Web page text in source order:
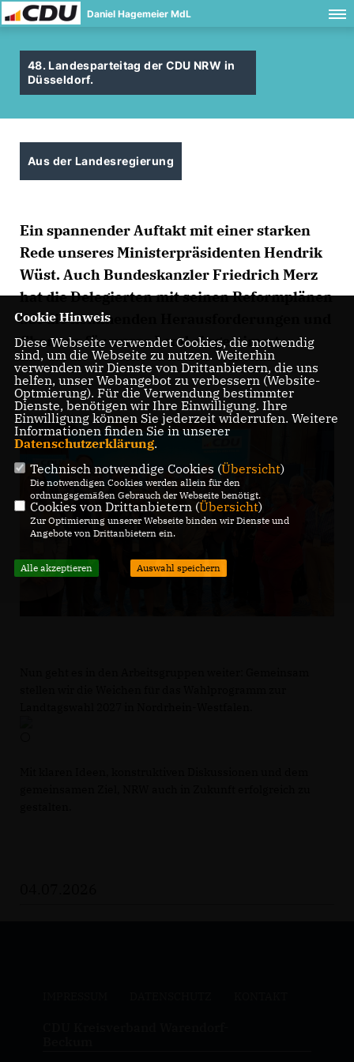
Daniel Hagemeier MdL
48. Landesparteitag der CDU NRW in
Düsseldorf.
Aus der Landesregierung
Ein spannender Auftakt mit einer starken
Rede unseres Ministerpräsidenten Hendrik
Wüst. Auch Bundeskanzler Friedrich Merz
hat die Delegierten mit seinen Reformplänen
auf die kommenden Herausforderungen und
Chancen für unser Land eingestimmt.
Cookie Hinweis
Diese Webseite verwendet Cookies, die notwendig
sind, um die Webseite zu nutzen. Weiterhin
verwenden wir Dienste von Drittanbietern, die uns
helfen, unser Webangebot zu verbessern (Website-
Optmierung). Für die Verwendung bestimmter
Dienste, benötigen wir Ihre Einwilligung. Ihre
Einwilligung können Sie jederzeit widerrufen. Weitere
Informationen finden Sie in unserer
Datenschutzerklärung.
Technisch notwendige Cookies (Übersicht)
Die notwendigen Cookies werden allein für den
ordnungsgemäßen Gebrauch der Webseite benötigt.
Cookies von Drittanbietern (Übersicht)
Zur Optimierung unserer Webseite binden wir Dienste und
Angebote von Drittanbietern ein.
Alle akzeptieren Auswahl speichern